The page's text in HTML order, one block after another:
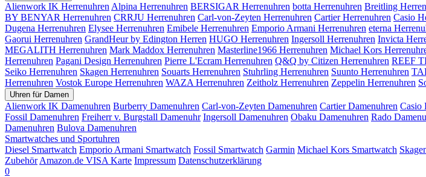
Alienwork IK Herrenuhren Alpina Herrenuhren BERSIGAR Herrenuhren botta Herrenuhren Breitling
BY BENYAR Herrenuhren CRRJU Herrenuhren Carl-von-Zeyten Herrenuhren Cartier Herrenuhren Casio
Dugena Herrenuhren Elysee Herrenuhren Emibele Herrenuhren Emporio Armani Herrenuhren eterna
Gaorui Herrenuhren GrandHeur by Edington Herren HUGO Herrenuhren Ingersoll Herrenuhren Invicta
MEGALITH Herrenuhren Mark Maddox Herrenuhren Masterline1966 Herrenuhren Michael Kors
Herrenuhren Pagani Design Herrenuhren Pierre L'Ecram Herrenuhren Q&Q by Citizen Herrenuhren REEF
Seiko Herrenuhren Skagen Herrenuhren Souarts Herrenuhren Stuhrling Herrenuhren Suunto Herrenuhren
Herrenuhren Vostok Europe Herrenuhren WAZA Herrenuhren Zeitholz Herrenuhren Zeppelin Herrenuhren
Uhren für Damen
Alienwork IK Damenuhren Burberry Damenuhren Carl-von-Zeyten Damenuhren Cartier Damenuhren Casio
Fossil Damenuhren Freiherr v. Burgstall Damenuhr Ingersoll Damenuhren Obaku Damenuhren Rado
Damenuhren Bulova Damenuhren
Smartwatches und Sportuhren
Diesel Smartwatch Emporio Armani Smartwatch Fossil Smartwatch Garmin Michael Kors Smartwatch
Zubehör Amazon.de VISA Karte Impressum Datenschutzerklärung
0